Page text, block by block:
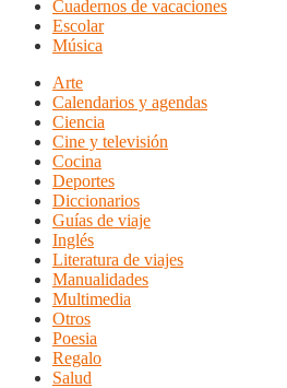
Cuadernos de vacaciones
Escolar
Música
Arte
Calendarios y agendas
Ciencia
Cine y televisión
Cocina
Deportes
Diccionarios
Guías de viaje
Inglés
Literatura de viajes
Manualidades
Multimedia
Otros
Poesia
Regalo
Salud